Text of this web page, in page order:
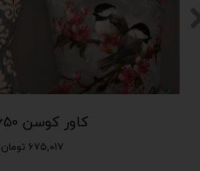
کاور کوسن cs-650
۶۷۵,۰۱۷ تومان